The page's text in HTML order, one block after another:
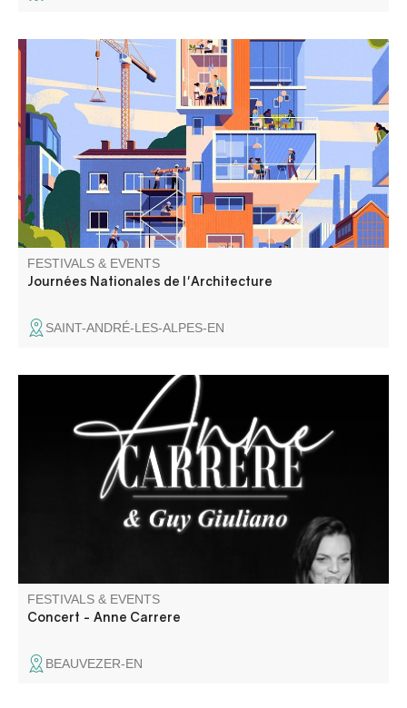
Tout savoir sur l'architecture du nouveau siège de la
CCAPV, visites et ateliers sur des projets de réhabilitation
et spectacle de danse. Inscrivez vous.
FESTIVALS & EVENTS
Journées Nationales de l'Architecture
SAINT-ANDRÉ-LES-ALPES-EN
Récital de chanson française par un duo en osmose :
l’accordéon de Guy Giuliano est la voix de la musique,
ponctuée par la voix d’Anne Carrere qui pose sa mélodie.
FESTIVALS & EVENTS
Concert - Anne Carrere
BEAUVEZER-EN